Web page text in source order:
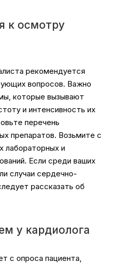
к осмотру
рекомендуется
вопросов. Важно
которые вызывают
и интенсивность их
перечень
препаратов. Возьмите с
лабораторных и
Если среди ваших
случаи сердечно-
рассказать об
у кардиолога
с опроса пациента,